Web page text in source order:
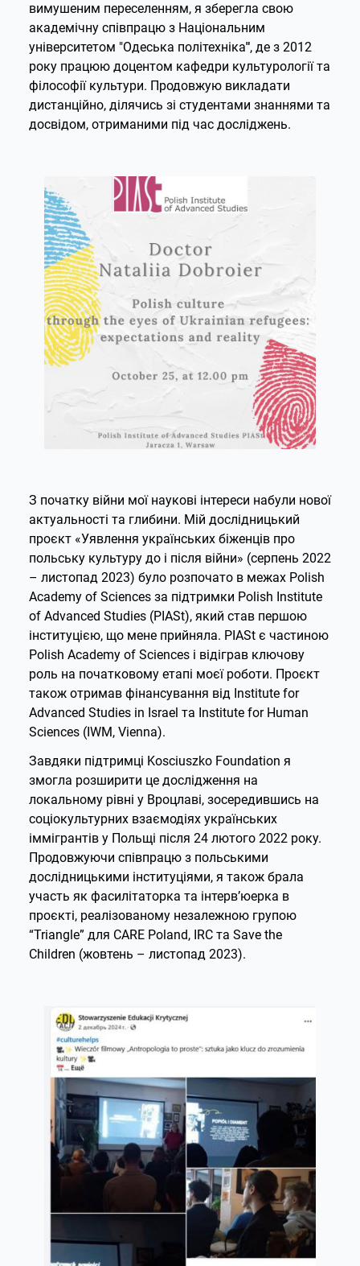
вимушеним переселенням, я зберегла свою
академічну співпрацю з Національним
університетом "Одеська політехніка", де з 2012
року працюю доцентом кафедри культурології та
філософії культури. Продовжую викладати
дистанційно, ділячись зі студентами знаннями та
досвідом, отриманими під час досліджень.
З початку війни мої наукові інтереси набули нової
актуальності та глибини. Мій дослідницький
проєкт «Уявлення українських біженців про
польську культуру до і після війни» (серпень 2022
– листопад 2023) було розпочато в межах Polish
Academy of Sciences за підтримки Polish Institute
of Advanced Studies (PIASt), який став першою
інституцією, що мене прийняла. PIASt є частиною
Polish Academy of Sciences і відіграв ключову
роль на початковому етапі моєї роботи. Проєкт
також отримав фінансування від Institute for
Advanced Studies in Israel та Institute for Human
Sciences (IWM, Vienna).
Завдяки підтримці Kosciuszko Foundation я
змогла розширити це дослідження на
локальному рівні у Вроцлаві, зосередившись на
соціокультурних взаємодіях українських
іммігрантів у Польщі після 24 лютого 2022 року.
Продовжуючи співпрацю з польськими
дослідницькими інституціями, я також брала
участь як фасилітаторка та інтерв’юерка в
проєкті, реалізованому незалежною групою
“Triangle” для CARE Poland, IRC та Save the
Children (жовтень – листопад 2023).